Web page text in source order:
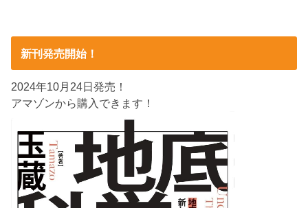
新刊発売開始！
2024年10月24日発売！
アマゾンから購入できます！